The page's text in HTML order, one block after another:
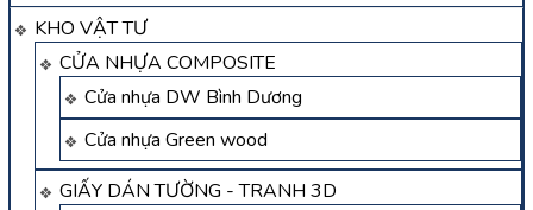
KHO VẬT TƯ
CỬA NHỰA COMPOSITE
Cửa nhựa DW Bình Dương
Cửa nhựa Green wood
GIẤY DÁN TƯỜNG - TRANH 3D